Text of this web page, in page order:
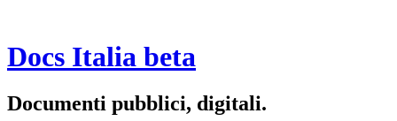
Docs Italia beta
Documenti pubblici, digitali.